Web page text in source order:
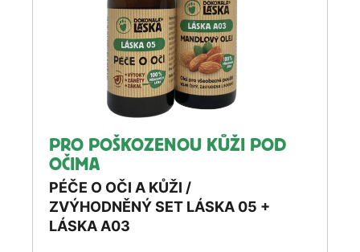
PRO POŠKOZENOU KŮŽI POD
OČIMA
PÉČE O OČI A KŮŽI /
ZVÝHODNĚNÝ SET LÁSKA 05 +
LÁSKA A03